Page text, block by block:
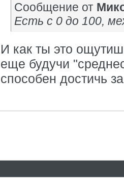
Сообщение от
Есть с 0 до 100,
И как ты это
еще будучи
способен достичь